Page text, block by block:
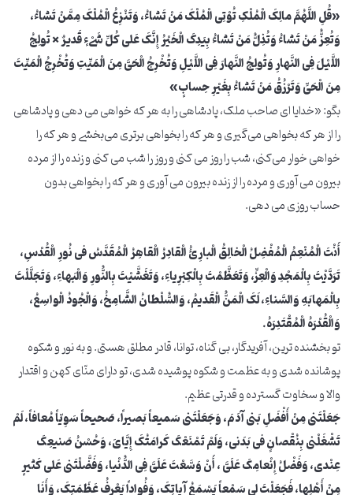
«قُلِ اللَّهُمَّ مالِکَ الْمُلْکِ تُوْتِی الْمُلْکَ مَنْ تَشاءُ، وَتَنْزِعُ الْمُلْکَ مِمَّنْ تَشاءُ،
وَتُعِزُّ مَنْ تَشاءُ وَتُذِلُّ مَنْ تَشاءُ بِیَدِکَ الْخَیْرُ إِنَّکَ عَلی کُلِّ شَیْ‏ءٍ قَدیرٌ × تُولِجُ
اللَّیْلَ فِی النَّهارِ وَتُولِجُ النَّهارَ فِی اللَّیْلِ وَتُخْرِجُ الْحَیَّ مِنَ الْمَیِّتِ وَتُخْرِجُ الْمَیِّتَ
مِنَ الْحَیِّ وَتَرْزُقُ مَنْ تَشاءُ بِغَیْرِ حِسابٍ»
بگو: «خدایا ای صاحب ملک، پادشاهی را به هر که خواهی می دهی و پادشاهی
را از هر که بخواهی می‌گیری و هر که را بخواهی برتری می‌بخشی و هر که را
خواهی خوار می‌کنی، شب را روز می کنی و روز را شب می کنی و زنده را از مرده
بیرون می آوری و مرده را از زنده بیرون می آوری و هر که را بخواهی بدون
حساب روزی می دهی.
أَنْتَ الْمُنْعِمُ الْمُفْضِلُ الْخالِقُ الْبارِئُ الْقادِرُ الْقاهِرُ الْمُقَدَّسُ فی نُورِ الْقُدْسِ،
تَرَدَّیْتَ بِالْمَجْدِ وَالْعِزِّ، وَتَعَظَّمْتَ بِالْکِبْرِیاءِ، وَتَغَشَّیْتَ بِالنُّورِ وَالْبَهاءِ، وَتَجَلَّلْتَ
بِالْمَهابَهِ وَالسَّناءِ، لَکَ الْمَنُّ الْقَدیمُ، وَالسُّلْطانُ الشَّامِخُ، وَالْجُودُ الْواسِعُ،
وَالْقُدْرَهُ الْمُقْتَدِرَهُ.
تو بخشنده ترین، آفریدگار، بی گناه، توانا، قادر مطلق هستی. و به نور و شکوه
پوشانده شدی و به عظمت و شکوه پوشیده شدی، تو دارای منّای کهن و اقتدار
والا و سخاوت گسترده و قدرتی عظیم.
جَعَلْتَنی مِنْ أَفْضَلِ بَنی آدَمَ، وَجَعَلْتَنی سَمیعاً بَصیراً، صَحیحاً سَوِیّاً مُعافاً، لَمْ
تَشْغَلْنی بِنُقْصانٍ فی بَدَنی، وَلَمْ تَمْنَعْکَ کَرامَتُکَ إِیَّایَ، وَحُسْنُ صَنیعِکَ
عِنْدی، وَفَضْلُ إِنْعامِکَ عَلَیَّ ، أَنْ وَسَّعْتَ عَلَیَّ فِی الدُّنْیا، وَفَضَّلْتَنی عَلی کَثیرٍ
مِنْ أَهْلِها، فَجَعَلْتَ لی سَمْعاً یَسْمَعُ آیاتِکَ، وَفُواداً یَعْرِفُ عَظَمَتِکَ، وَأَنَا